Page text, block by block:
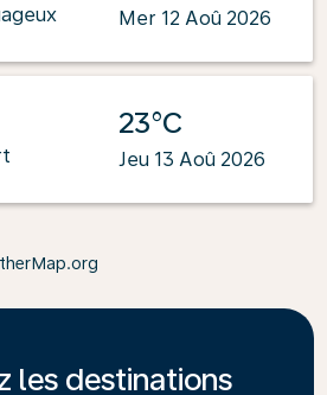
Mer 12 Aoû 2026
23°C
Jeu 13 Aoû 2026
les destinations